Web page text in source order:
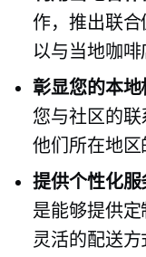
作，推出联
以与当地咖啡
彰显您的本地
您与社区的
他们所在地区
提供个性化服
是能够提供
灵活的配送